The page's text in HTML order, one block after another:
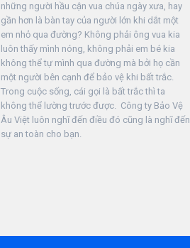
những người hầu cận vua chúa ngày xưa, hay
gần hơn là bàn tay của người lớn khi dắt một
em nhỏ qua đường? Không phải ông vua kia
luôn thấy mình nóng, không phải em bé kia
không thể tự mình qua đường mà bởi họ cần
một người bên cạnh để bảo vệ khi bất trắc.
Trong cuộc sống, cái gọi là bất trắc thì ta
không thể lường trước được. Công ty Bảo Vệ
Âu Việt luôn nghĩ đến điều đó cũng là nghĩ đến
sự an toàn cho bạn.